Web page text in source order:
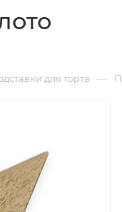
для торта —